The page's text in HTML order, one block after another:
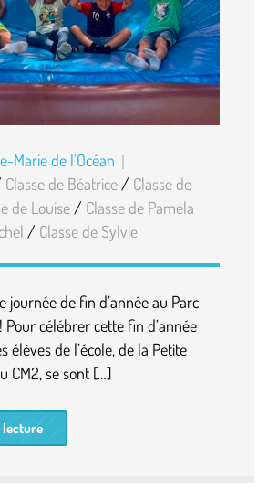
Marie de l'Océan
Classe de Béatrice/ Classe de
de Louise/ Classe de Pamela
/ Classe de Sylvie
journée de fin d’année au Parc
Pour célébrer cette fin d’année
élèves de l’école, de la Petite
CM2, se sont […]
lecture